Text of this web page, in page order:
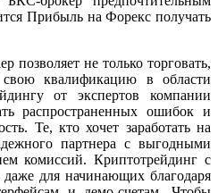
Прибыль на Форекс получать
позволяет не только торговать,
квалификацию в области
от экспертов компании
распространенных ошибок и
Те, кто хочет заработать на
партнера с выгодными
комиссий. Криптотрейдинг с
для начинающих благодаря